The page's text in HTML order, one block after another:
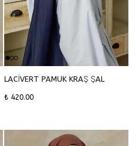
LACİVERT PAMUK KRAŞ ŞAL
₺ 420.00